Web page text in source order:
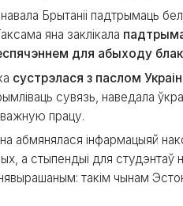
Брытаніі падтрымаць
яна заклікала
для абыходу
сустрэлася з паслом
сувязь, наведала
працу.
абмянялася інфармацыяй
а стыпендыі для студэнтаў
такім чынам